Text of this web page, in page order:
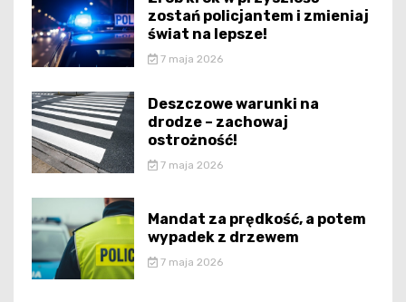
zostań policjantem i zmieniaj
świat na lepsze!
7 maja 2026
Deszczowe warunki na
drodze – zachowaj
ostrożność!
7 maja 2026
Mandat za prędkość, a potem
wypadek z drzewem
7 maja 2026